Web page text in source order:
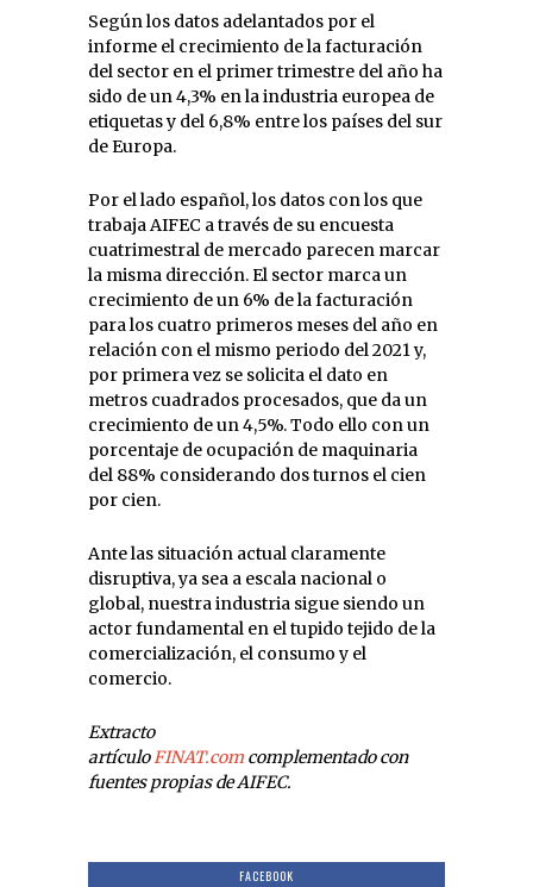
Según los datos adelantados por el
informe el crecimiento de la facturación
del sector en el primer trimestre del año ha
sido de un 4,3% en la industria europea de
etiquetas y del 6,8% entre los países del sur
de Europa.
Por el lado español, los datos con los que
trabaja AIFEC a través de su encuesta
cuatrimestral de mercado parecen marcar
la misma dirección. El sector marca un
crecimiento de un 6% de la facturación
para los cuatro primeros meses del año en
relación con el mismo periodo del 2021 y,
por primera vez se solicita el dato en
metros cuadrados procesados, que da un
crecimiento de un 4,5%. Todo ello con un
porcentaje de ocupación de maquinaria
del 88% considerando dos turnos el cien
por cien.
Ante las situación actual claramente
disruptiva, ya sea a escala nacional o
global, nuestra industria sigue siendo un
actor fundamental en el tupido tejido de la
comercialización, el consumo y el
comercio.
Extracto
artículoFINAT.com complementado con
fuentes propias de AIFEC.
FACEBOOK